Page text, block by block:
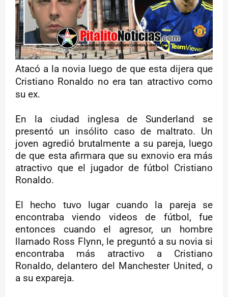
Atacó a la novia luego de que esta dijera que
Cristiano Ronaldo no era tan atractivo como
su ex.
En la ciudad inglesa de Sunderland se
presentó un insólito caso de maltrato. Un
joven agredió brutalmente a su pareja, luego
de que esta afirmara que su exnovio era más
atractivo que el jugador de fútbol Cristiano
Ronaldo.
El hecho tuvo lugar cuando la pareja se
encontraba viendo videos de fútbol, fue
entonces cuando el agresor, un hombre
llamado Ross Flynn, le preguntó a su novia si
encontraba más atractivo a Cristiano
Ronaldo, delantero del Manchester United, o
a su expareja.